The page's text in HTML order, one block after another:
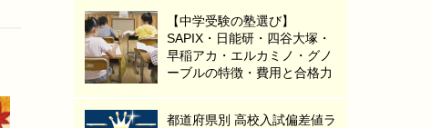
【中学受験の塾選び】
SAPIX・日能研・四谷大塚・
早稲アカ・エルカミノ・グノ
ーブルの特徴・費用と合格力
都道府県別 高校入試偏差値ラ